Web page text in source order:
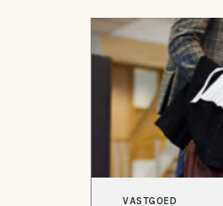
VASTGOED